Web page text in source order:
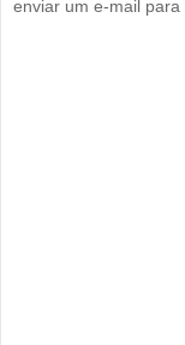
enviar um e-mail para